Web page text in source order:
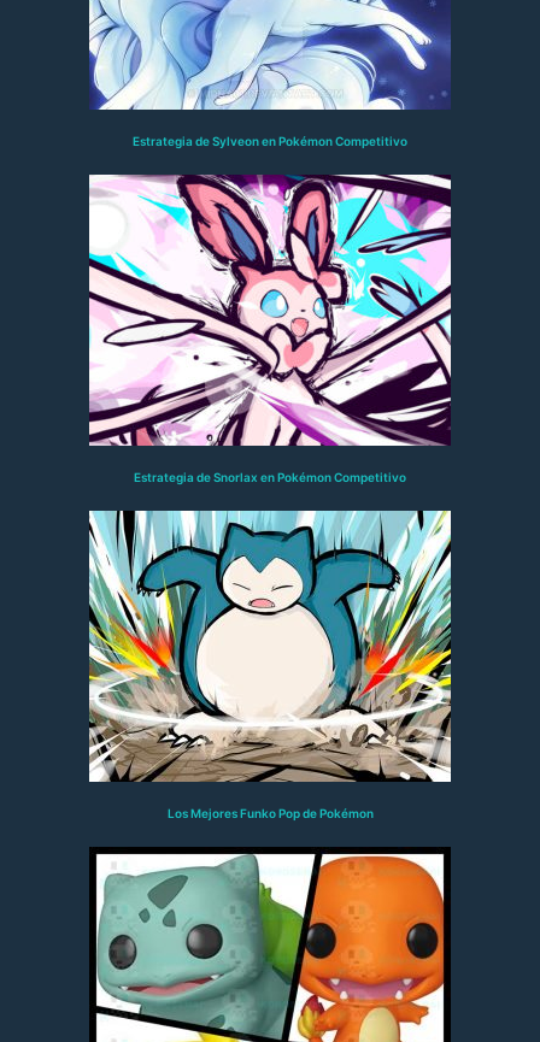
Estrategia de Sylveon en Pokémon Competitivo
Estrategia de Snorlax en Pokémon Competitivo
Los Mejores Funko Pop de Pokémon